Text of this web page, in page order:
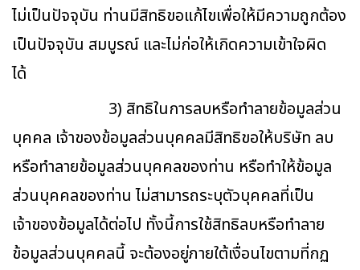
ไม่เป็นปัจจุบัน ท่านมีสิทธิขอแก้ไขเพื่อให้มีความถูกต้อง
เป็นปัจจุบัน สมบูรณ์ และไม่ก่อให้เกิดความเข้าใจผิด
ได้
3) สิทธิในการลบหรือทำลายข้อมูลส่วน
บุคคล เจ้าของข้อมูลส่วนบุคคลมีสิทธิขอให้บริษัท ลบ
หรือทำลายข้อมูลส่วนบุคคลของท่าน หรือทำให้ข้อมูล
ส่วนบุคคลของท่าน ไม่สามารถระบุตัวบุคคลที่เป็น
เจ้าของข้อมูลได้ต่อไป ทั้งนี้การใช้สิทธิลบหรือทำลาย
ข้อมูลส่วนบุคคลนี้ จะต้องอยู่ภายใต้เงื่อนไขตามที่กฏ